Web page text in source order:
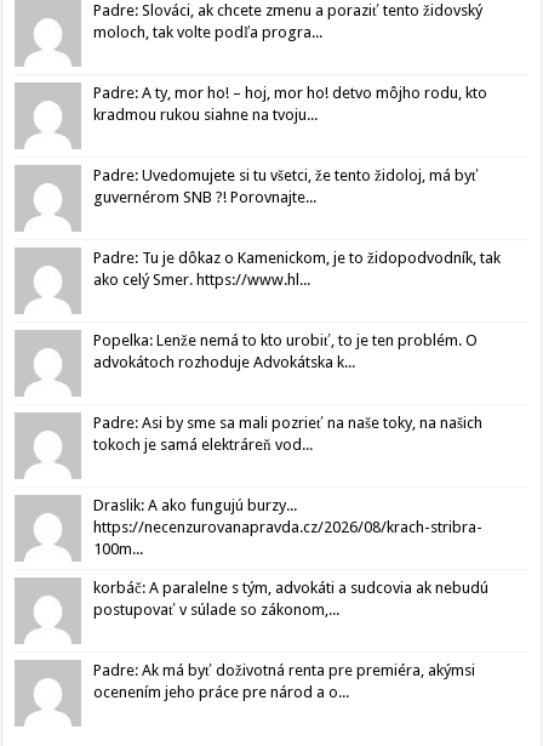
Padre: Slováci, ak chcete zmenu a poraziť tento židovský
moloch, tak volte podľa progra...
Padre: A ty, mor ho! – hoj, mor ho! detvo môjho rodu, kto
kradmou rukou siahne na tvoju...
Padre: Uvedomujete si tu všetci, že tento židoloj, má byť
guvernérom SNB ?! Porovnajte...
Padre: Tu je dôkaz o Kamenickom, je to židopodvodník, tak
ako celý Smer. https://www.hl...
Popelka: Lenže nemá to kto urobiť, to je ten problém. O
advokátoch rozhoduje Advokátska k...
Padre: Asi by sme sa mali pozrieť na naše toky, na našich
tokoch je samá elektráreň vod...
Draslik: A ako fungujú burzy...
https://necenzurovanapravda.cz/2026/08/krach-stribra-
100m...
korbáč: A paralelne s tým, advokáti a sudcovia ak nebudú
postupovať v súlade so zákonom,...
Padre: Ak má byť doživotná renta pre premiéra, akýmsi
ocenením jeho práce pre národ a o...